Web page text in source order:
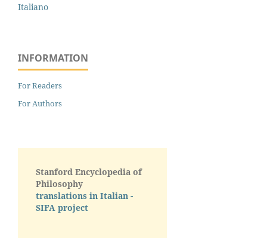
Italiano
INFORMATION
For Readers
For Authors
Stanford Encyclopedia of
Philosophy
translations in Italian -
SIFA project